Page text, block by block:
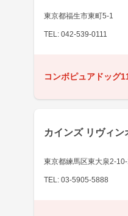
東京都福生市東町5-1
TEL: 042-539-0111
コンボピュアドッグ
カインズ リヴィン
東京都練馬区東大泉2-10-
TEL: 03-5905-5888